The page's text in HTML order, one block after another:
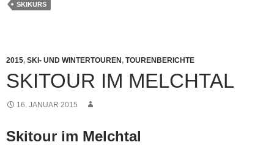
SKIKURS
2015, SKI- UND WINTERTOUREN, TOURENBERICHTE
SKITOUR IM MELCHTAL
16. JANUAR 2015
Skitour im Melchtal